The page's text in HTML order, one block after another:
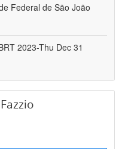
Federal de São João
2023-Thu Dec 31